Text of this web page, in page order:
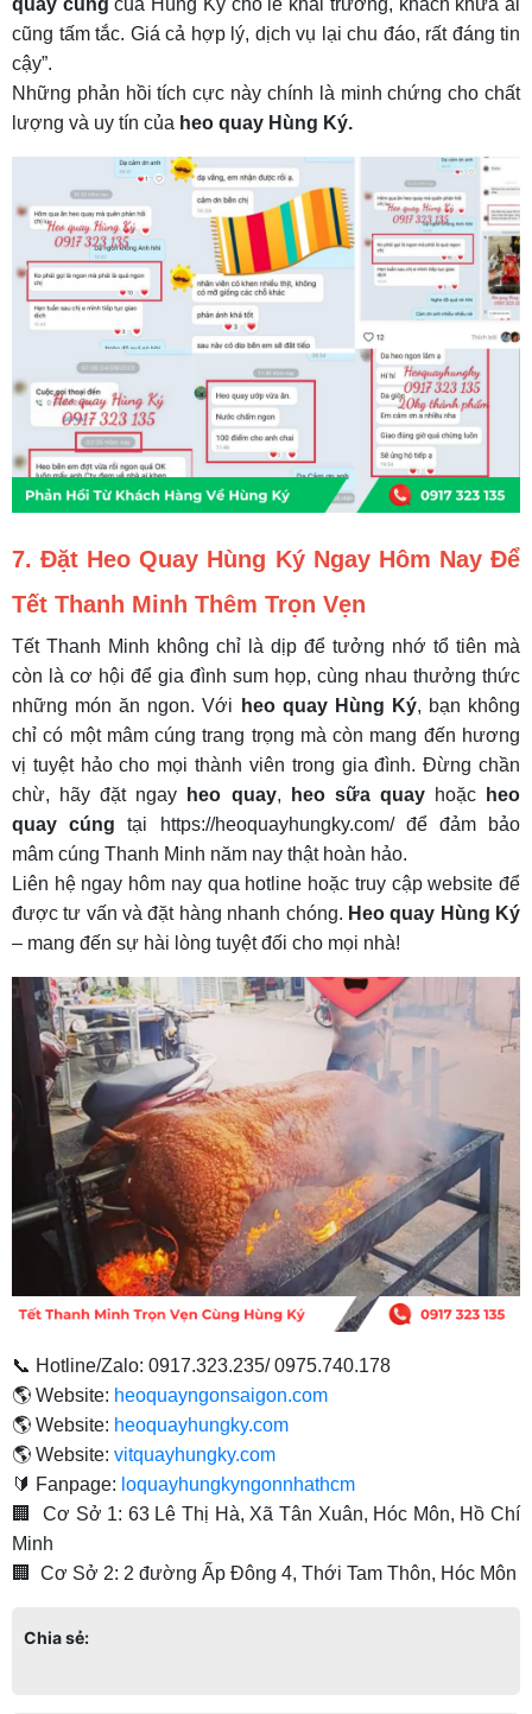
quay cúng của Hùng Ký cho lễ khai trương, khách khứa ai
cũng tấm tắc. Giá cả hợp lý, dịch vụ lại chu đáo, rất đáng tin
cậy”.
Những phản hồi tích cực này chính là minh chứng cho chất
lượng và uy tín của heo quay Hùng Ký.
7. Đặt Heo Quay Hùng Ký Ngay Hôm Nay Để
Tết Thanh Minh Thêm Trọn Vẹn
Tết Thanh Minh không chỉ là dịp để tưởng nhớ tổ tiên mà
còn là cơ hội để gia đình sum họp, cùng nhau thưởng thức
những món ăn ngon. Với
heo quay Hùng Ký, bạn không
chỉ có một mâm cúng trang trọng mà còn mang đến hương
vị tuyệt hảo cho mọi thành viên trong gia đình. Đừng chần
chừ, hãy đặt ngay
heo quay, heo sữa quayhoặc
heo
quay cúng tại https://heoquayhungky.com/ để đảm bảo
mâm cúng Thanh Minh năm nay thật hoàn hảo.
Liên hệ ngay hôm nay qua hotline hoặc truy cập website để
được tư vấn và đặt hàng nhanh chóng. Heo quay Hùng Ký
– mang đến sự hài lòng tuyệt đối cho mọi nhà!
📞 Hotline/Zalo: 0917.323.235/ 0975.740.178
🌎 Website: heoquayngonsaigon.com
🌎 Website: heoquayhungky.com
🌎 Website: vitquayhungky.com
🔰 Fanpage: loquayhungkyngonnhathcm
🏢 Cơ Sở 1: 63 Lê Thị Hà, Xã Tân Xuân, Hóc Môn, Hồ Chí
Minh
🏢 Cơ Sở 2: 2 đường Ấp Đông 4, Thới Tam Thôn, Hóc Môn
Chia sẻ: